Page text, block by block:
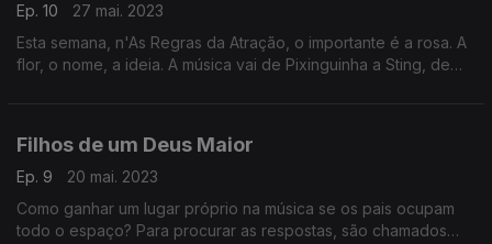
Ep. 10
27 mai. 2023
Esta semana, n'As Regras da Atração, o importante é a rosa. A
flor, o nome, a ideia. A música vai de Pixinguinha a Sting, de
Filhos de um Deus Maior
Ep. 9
20 mai. 2023
Como ganhar um lugar próprio na música se os pais ocupam
todo o espaço? Para procurar as respostas, são chamados